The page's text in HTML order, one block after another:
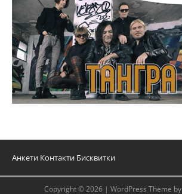
Анкети Контакти Бисквитки
Copyright © 2026 | WordPress Theme by